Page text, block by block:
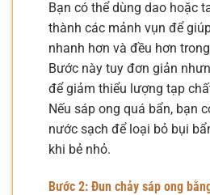
Bạn có thể dùng dao hoặc
thành các mảnh vụn để
nhanh hơn và đều hơn
Bước này tuy đơn giản
để giảm thiểu lượng tạp
Nếu sáp ong quá bẩn, bạn
nước sạch để loại bỏ bụi
khi bẻ nhỏ.
Bước 2: Đun chảy sáp ong